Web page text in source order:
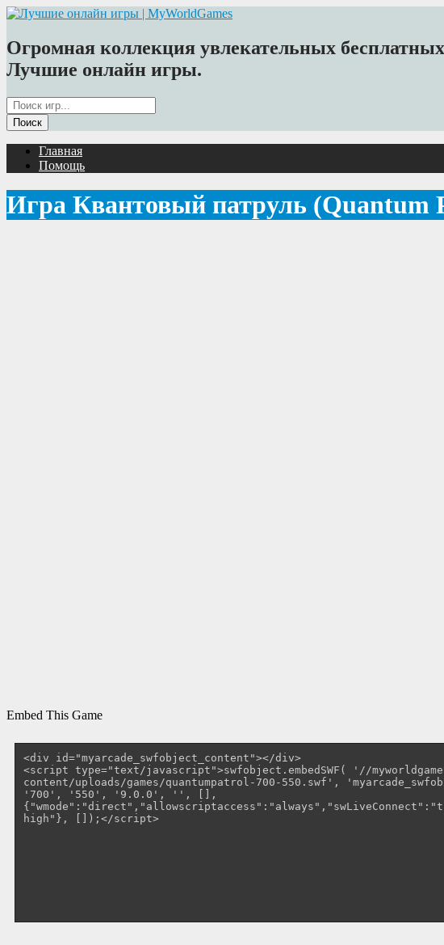
Огромная коллекция увлекательных
Лучшие онлайн игры.
Главная
Помощь
Игра Квантовый патруль (Quantum
Embed This Game